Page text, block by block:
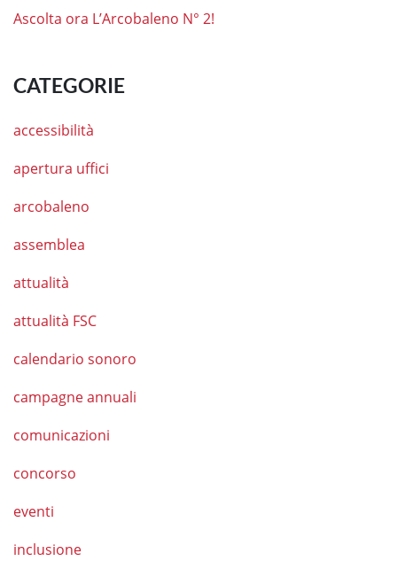
Ascolta ora L’Arcobaleno N° 2!
CATEGORIE
accessibilità
apertura uffici
arcobaleno
assemblea
attualità
attualità FSC
calendario sonoro
campagne annuali
comunicazioni
concorso
eventi
inclusione